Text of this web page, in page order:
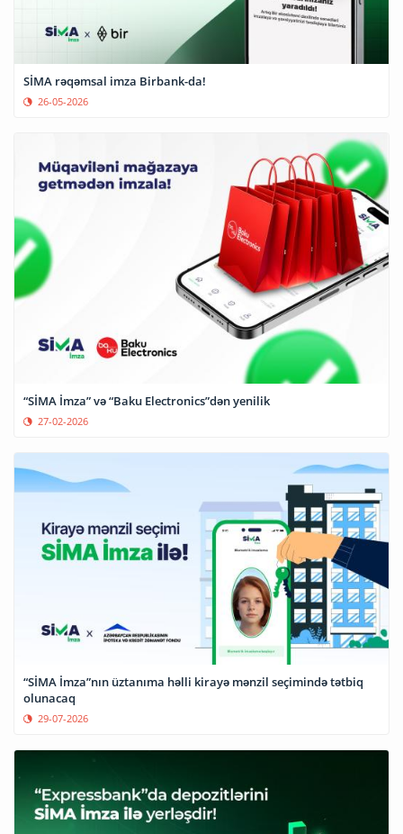
SİMA rəqəmsal imza Birbank-da!
26-05-2026
“SİMA İmza” və “Baku Electronics”dən yenilik
27-02-2026
“SİMA İmza”nın üztanıma həlli kirayə mənzil seçimində tətbiq
olunacaq
29-07-2026